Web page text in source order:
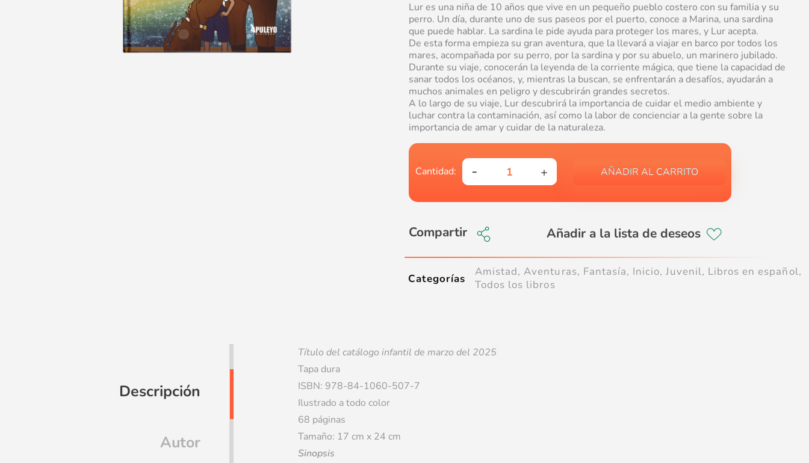
Lur es una niña de 10 años que vive en un pequeño pueblo costero con su familia y su
perro. Un día, durante uno de sus paseos por el puerto, conoce a Marina, una sardina
que puede hablar. La sardina le pide ayuda para proteger los mares, y Lur acepta.
De esta forma empieza su gran aventura, que la llevará a viajar en barco por todos los
mares, acompañada por su perro, por la sardina y por su abuelo, un marinero jubilado.
Durante su viaje, conocerán la leyenda de la corriente mágica, que tiene la capacidad de
sanar todos los océanos, y, mientras la buscan, se enfrentarán a desafíos, ayudarán a
muchos animales en peligro y descubrirán grandes secretos.
A lo largo de su viaje, Lur descubrirá la importancia de cuidar el medio ambiente y
luchar contra la contaminación, así como la labor de concienciar a la gente sobre la
importancia de amar y cuidar de la naturaleza.
AÑADIR AL CARRITO
Compartir
Categorías Amistad,Aventuras, Fantasía, Inicio,Juvenil, Libros en español,
Todos los libros
Descripción
Autor
Título del catálogo infantil de marzo del 2025
Tapa dura
ISBN: 978-84-1060-507-7
Ilustrado a todo color
68 páginas
Tamaño: 17 cm x 24 cm
Sinopsis